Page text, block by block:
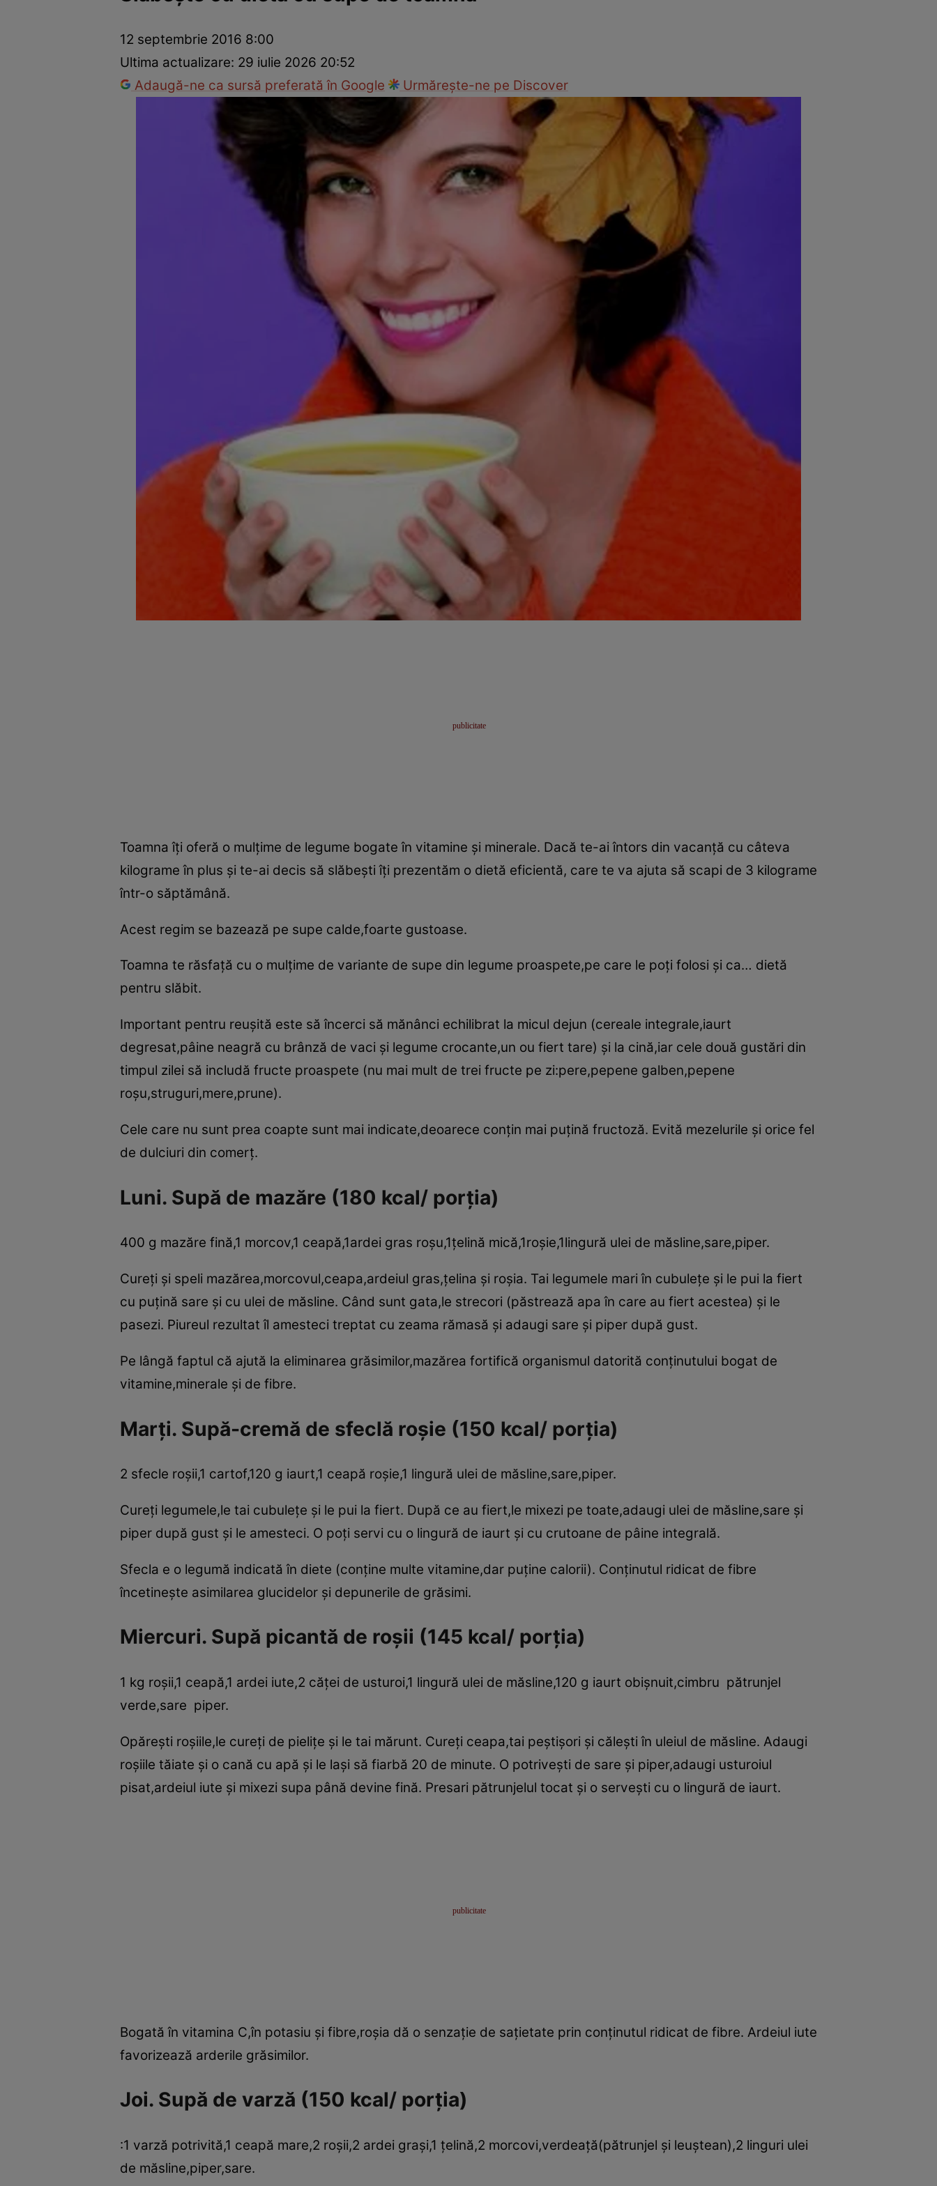
Dezvoltare personalăÎngrijire personalăCasă și grădină
12 septembrie 2016 8:00
Ultima actualizare: 29 iulie 2026 20:52
Adaugă-ne ca sursă preferată în Google
Urmărește-ne pe Discover
Toamna îţi oferă o mulţime de legume bogate în vitamine şi minerale. Dacă te-ai întors din vacanţă cu câteva
kilograme în plus şi te-ai decis să slăbeşti îţi prezentăm o dietă eficientă, care te va ajuta să scapi de 3 kilograme
într-o săptămână.
Acest regim se bazează pe supe calde,foarte gustoase.
Toamna te răsfaţă cu o mulţime de variante de supe din legume proaspete,pe care le poţi folosi şi ca… dietă
pentru slăbit.
Important pentru reuşită este să încerci să mănânci echilibrat la micul dejun (cereale integrale,iaurt
degresat,pâine neagră cu brânză de vaci şi legume crocante,un ou fiert tare) şi la cină,iar cele două gustări din
timpul zilei să includă fructe proaspete (nu mai mult de trei fructe pe zi:pere,pepene galben,pepene
roşu,struguri,mere,prune).
Cele care nu sunt prea coapte sunt mai indicate,deoarece conţin mai puţină fructoză. Evită mezelurile şi orice fel
de dulciuri din comerţ.
Luni. Supă de mazăre (180 kcal/ porţia)
400 g mazăre fină,1 morcov,1 ceapă,1ardei gras roşu,1ţelină mică,1roşie,1lingură ulei de măsline,sare,piper.
Cureţi şi speli mazărea,morcovul,ceapa,ardeiul gras,ţelina şi roşia. Tai legumele mari în cubuleţe şi le pui la fiert
cu puţină sare şi cu ulei de măsline. Când sunt gata,le strecori (păstrează apa în care au fiert acestea) şi le
pasezi. Piureul rezultat îl amesteci treptat cu zeama rămasă şi adaugi sare şi piper după gust.
Pe lângă faptul că ajută la eliminarea grăsimilor,mazărea fortifică organismul datorită conţinutului bogat de
vitamine,minerale şi de fibre.
Marţi. Supă-cremă de sfeclă roşie (150 kcal/ porţia)
2 sfecle roşii,1 cartof,120 g iaurt,1 ceapă roşie,1 lingură ulei de măsline,sare,piper.
Cureţi legumele,le tai cubuleţe şi le pui la fiert. După ce au fiert,le mixezi pe toate,adaugi ulei de măsline,sare şi
piper după gust şi le amesteci. O poţi servi cu o lingură de iaurt şi cu crutoane de pâine integrală.
Sfecla ­e o legumă indicată în diete (conţine multe vitamine,dar puţine calorii). Conţinutul ridicat de fibre
încetineşte asimilarea glucidelor şi depunerile de grăsimi.
Miercuri. Supă picantă de roşii (145 kcal/ porţia)
1 kg roşii,1 ceapă,1 ardei iute,2 căţei de usturoi,1 lingură ulei de măsline,120 g iaurt obişnuit,cimbru pătrunjel
verde,sare piper.
Opăreşti roşiile,le cureţi de pieliţe şi le tai mărunt. Cureţi ceapa,tai peştişori şi căleşti în uleiul de măsline. Adaugi
roşiile tăiate şi o cană cu apă şi le laşi să fiarbă 20 de minute. O potriveşti de sare şi piper,adaugi usturoiul
pisat,ardeiul iute şi mixezi supa până devine fină. Presari pătrunjelul tocat şi o serveşti cu o lingură de iaurt.
Bogată în vitamina C,în potasiu şi fibre,roşia dă o senzaţie de saţietate prin conţinutul ridicat de fibre. Ardeiul iute
favorizează arderile grăsimilor.
Joi. Supă de varză (150 kcal/ porţia)
:1 varză potrivită,1 ceapă mare,2 roşii,2 ardei graşi,1 ţelină,2 morcovi,verdeaţă(pătrunjel şi leuştean),2 linguri ulei
de măsline,piper,sare.